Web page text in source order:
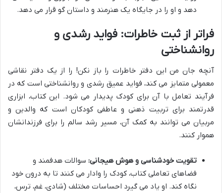
دهد و او را در جایگاه یک هنرمند و داستان گو قرار می دهد.
فراتر از ثبت خاطرات: فواید رشدی و
روانشناختی
آنچه جان من این دفتر خاطرات را باز نکن! را از یک دفتر نقاشی
معمولی متمایز می کند، فواید عمیق رشدی و روانشناختی است که در
فرآیند تعامل با آن برای کودک پدیدار می شود. این کتاب، ابزاری
قدرتمند برای تربیت ذهنی و عاطفی کودکان است که والدین و
مربیان می توانند به کمک آن، مسیر رشد سالم را برای فرزندانشان
هموار کنند.
تقویت خودشناسی و هوش هیجانی: سوالات هدفمند و
فضاهای تعاملی کتاب، کودک را وادار می کنند تا به درون خود
نگاه کند. او یاد می گیرد احساسات مختلف (شادی، غم، ترس،